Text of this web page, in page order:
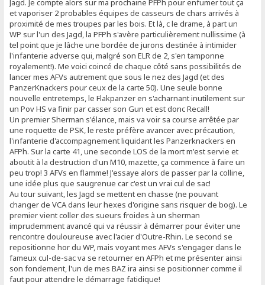
Jagd. Je compte alors sur ma prochaine PFPh pour enfumer tout ça
et vaporiser 2 probables équipes de casseurs de chars arrivés à
proximité de mes troupes par les bois. Et là, c le drame, à part un
WP sur l'un des Jagd, la PFPh s'avère particulièrement nullissime (à
tel point que je lâche une bordée de jurons destinée à intimider
l'infanterie adverse qui, malgré son ELR de 2, s'en tamponne
royalement!). Me voici coincé de chaque côté sans possibilités de
lancer mes AFVs autrement que sous le nez des Jagd (et des
PanzerKnackers pour ceux de la carte 50). Une seule bonne
nouvelle entretemps, le Flakpanzer en s'acharnant inutilement sur
un Pov HS va finir par casser son Gun et est donc Recall!
Un premier Sherman s'élance, mais va voir sa course arrêtée par
une roquette de PSK, le reste préfère avancer avec précaution,
l'infanterie d'accompagnement liquidant les Panzerknackers en
AFPh. Sur la carte 41, une seconde LOS de la mort m'est servie et
aboutit à la destruction d'un M10, mazette, ça commence à faire un
peu trop! 3 AFVs en flamme! J'essaye alors de passer par la colline,
une idée plus que saugrenue car c'est un vrai cul de sac!
Au tour suivant, les Jagd se mettent en chasse (ne pouvant
changer de VCA dans leur hexes d'origine sans risquer de bog). Le
premier vient coller des sueurs froides à un sherman
imprudemment avancé qui va réussir à démarrer pour éviter une
rencontre douloureuse avec l'acier d'Outre-Rhin. Le second se
repositionne hor du WP, mais voyant mes AFVs s'engager dans le
fameux cul-de-sac va se retourner en AFPh et me présenter ainsi
son fondement, l'un de mes BAZ ira ainsi se positionner comme il
faut pour attendre le démarrage fatidique!